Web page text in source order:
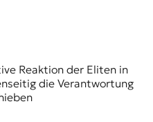
Reaktion der Eliten in
die Verantwortung